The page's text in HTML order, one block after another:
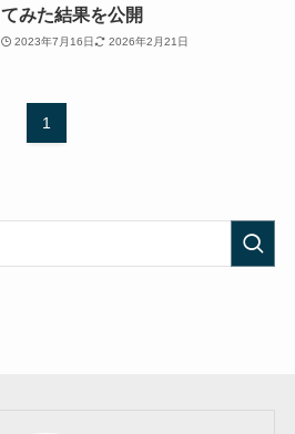
てみた結果を公開
2023年7月16日 2026年2月21日
1